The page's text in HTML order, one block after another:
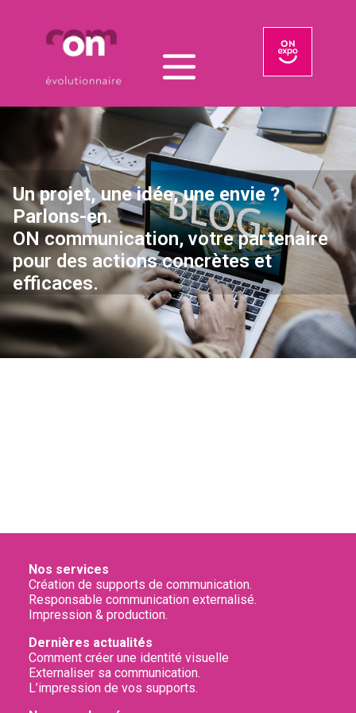
Un projet, une idée, une envie ?
Parlons-en.
ON communication, votre partenaire
pour des actions concrètes et
efficaces.
Nos services
Création de supports de communication.
Responsable communication externalisé.
Impression & production.
Dernières actualités
Comment créer une identité visuelle
Externaliser sa communication.
L’impression de vos supports.